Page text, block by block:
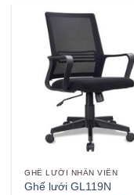
GHẾ LƯỚI NHÂN VIÊN
Ghế lưới GL119N